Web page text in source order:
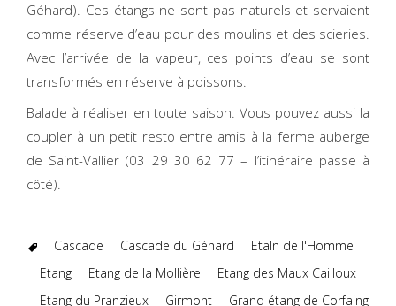
Géhard). Ces étangs ne sont pas naturels et servaient
comme réserve d’eau pour des moulins et des scieries.
Avec l’arrivée de la vapeur, ces points d’eau se sont
transformés en réserve à poissons.
Balade à réaliser en toute saison. Vous pouvez aussi la
coupler à un petit resto entre amis à la ferme auberge
de Saint-Vallier (03 29 30 62 77 – l’itinéraire passe à
côté).
Cascade Cascade du Géhard
Etaln de l'Homme
Etang
Etang de la Mollière
Etang des Maux Cailloux
Etang du Pranzieux
Girmont
Grand étang de Corfaing